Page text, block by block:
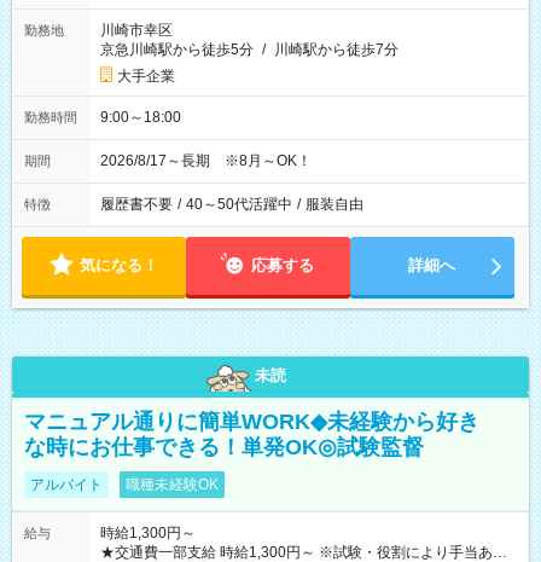
勤務地
川崎市幸区
京急川崎駅から徒歩5分 / 川崎駅から徒歩7分
大手企業
勤務時間 9:00～18:00
期間 2026/8/17～長期 ※8月～OK！
特徴 履歴書不要 / 40～50代活躍中 / 服装自由
気になる！ 応募する 詳細へ
未読
マニュアル通りに簡単WORK◆未経験から好き
な時にお仕事できる！単発OK◎試験監督
アルバイト 職種未経験OK
給与
時給1,300円～
★交通費一部支給 時給1,300円～ ※試験・役割により手当あり